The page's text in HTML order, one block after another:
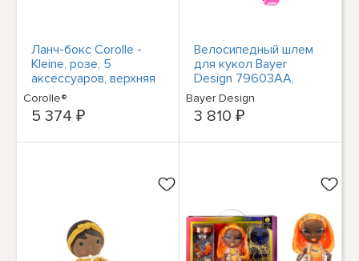
Ланч-бокс Corolle -
Kleine, розе, 5
аксессуаров, верхняя
крышка 30 см,
ванафор 18 маан
Corolle®
5 374 ₽
Велосипедный шлем
для кукол Bayer
Design 79603AA,
розовый
‎Bayer Design
3 810 ₽